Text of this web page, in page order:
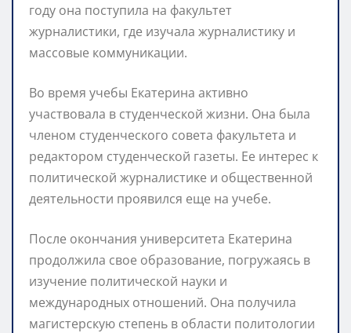
году она поступила на факультет
журналистики, где изучала журналистику и
массовые коммуникации.
Во время учебы Екатерина активно
участвовала в студенческой жизни. Она была
членом студенческого совета факультета и
редактором студенческой газеты. Ее интерес к
политической журналистике и общественной
деятельности проявился еще на учебе.
После окончания университета Екатерина
продолжила свое образование, погружаясь в
изучение политической науки и
международных отношений. Она получила
магистерскую степень в области политологии